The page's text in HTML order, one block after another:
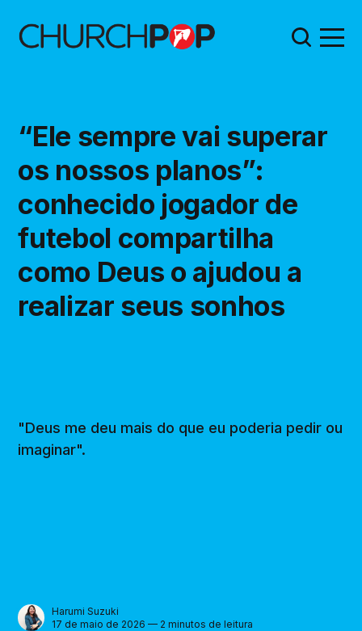
“Ele sempre vai superar
os nossos planos”:
conhecido jogador de
futebol compartilha
como Deus o ajudou a
realizar seus sonhos
"Deus me deu mais do que eu poderia pedir ou
imaginar".
Harumi Suzuki
17 de maio de 2026 — 2 minutos de leitura